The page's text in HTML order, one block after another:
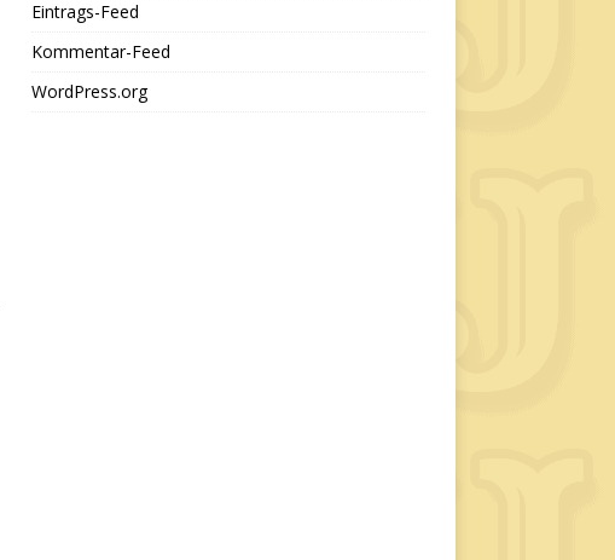
Eintrags-Feed
Kommentar-Feed
WordPress.org